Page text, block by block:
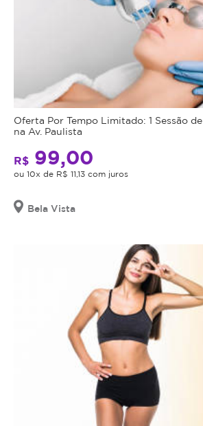
Magote. Vagas limitadas.
Oferta Por Tempo Limitado: 1 Sessão
na Av. Paulista
R$ 99,00
ou 10x de R$ 11,13 com juros
Bela Vista